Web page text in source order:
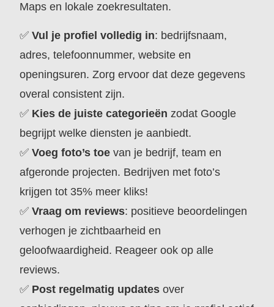
Maps en lokale zoekresultaten.
✅Vul je profiel volledig in: bedrijfsnaam,
adres, telefoonnummer, website en
openingsuren. Zorg ervoor dat deze gegevens
overal consistent zijn.
✅ Kies de juiste categorieën zodat Google
begrijpt welke diensten je aanbiedt.
✅Voeg foto’s toe van je bedrijf, team en
afgeronde projecten. Bedrijven met foto’s
krijgen tot 35% meer kliks!
✅Vraag om reviews: positieve beoordelingen
verhogen je zichtbaarheid en
geloofwaardigheid. Reageer ook op alle
reviews.
✅ Post regelmatig updates over